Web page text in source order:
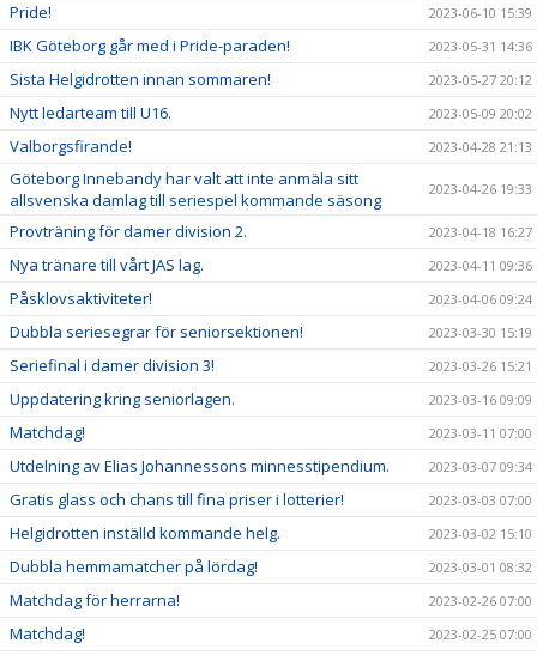
Pride! 2023-06-10 15:39
IBK Göteborg går med i Pride-paraden! 2023-05-31 14:36
Sista Helgidrotten innan sommaren! 2023-05-27 20:12
Nytt ledarteam till U16. 2023-05-09 20:02
Valborgsfirande! 2023-04-28 21:13
Göteborg Innebandy har valt att inte anmäla sitt
allsvenska damlag till seriespel kommande säsong
2023-04-26 19:33
Provträning för damer division 2. 2023-04-18 16:27
Nya tränare till vårt JAS lag. 2023-04-11 09:36
Påsklovsaktiviteter! 2023-04-06 09:24
Dubbla seriesegrar för seniorsektionen! 2023-03-30 15:19
Seriefinal i damer division 3! 2023-03-26 15:21
Uppdatering kring seniorlagen. 2023-03-16 09:09
Matchdag! 2023-03-11 07:00
Utdelning av Elias Johannessons minnesstipendium. 2023-03-07 09:34
Gratis glass och chans till fina priser i lotterier! 2023-03-03 07:00
Helgidrotten inställd kommande helg. 2023-03-02 15:10
Dubbla hemmamatcher på lördag! 2023-03-01 08:32
Matchdag för herrarna! 2023-02-26 07:00
Matchdag! 2023-02-25 07:00